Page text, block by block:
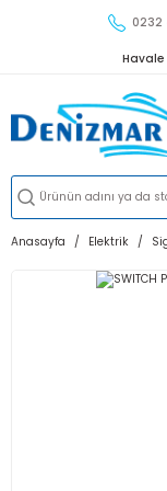
0232
Havale
Anasayfa Elektrik